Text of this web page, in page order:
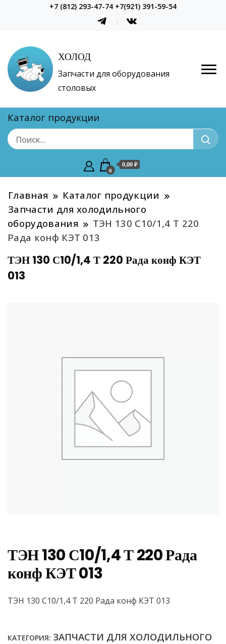
+7 (812) 293-47-74 +7(921) 391-59-54
ХОЛОД
Запчасти для оборудования
столовых
Каталог продукции
0
0,00 ₽
Главная
Каталог продукции
Запчасти для холодильного
оборудования
ТЭН 130 С10/1,4 Т 220
Рада конф КЭТ 013
ТЭН 130 С10/1,4 Т 220 Рада конф КЭТ
013
ТЭН 130 С10/1,4 Т 220 Рада
конф КЭТ 013
ТЭН 130 С10/1,4 Т 220 Рада конф КЭТ 013
КАТЕГОРИЯ: ЗАПЧАСТИ ДЛЯ ХОЛОДИЛЬНОГО